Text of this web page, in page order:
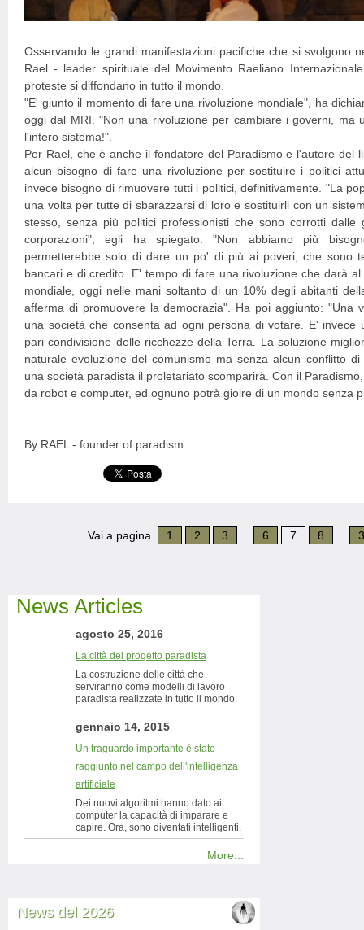
Osservando le grandi manifestazioni pacifiche che si svolgono
Rael - leader spirituale del Movimento Raeliano
proteste si diffondano in tutto il mondo.
"E' giunto il momento di fare una rivoluzione mondiale", ha
oggi dal MRI. "Non una rivoluzione per cambiare i governi, ma
l'intero sistema!".
Per Rael, che è anche il fondatore del Paradismo e l'autore del
alcun bisogno di fare una rivoluzione per sostituire i politici
invece bisogno di rimuovere tutti i politici, definitivamente. "La
una volta per tutte di sbarazzarsi di loro e sostituirli con un
stesso, senza più politici professionisti che sono corrotti dalle
corporazioni", egli ha spiegato. "Non abbiamo più
permetterebbe solo di dare un po' di più ai poveri, che sono
bancari e di credito. E' tempo di fare una rivoluzione che darà al
mondiale, oggi nelle mani soltanto di un 10% degli abitanti
afferma di promuovere la democrazia". Ha poi aggiunto: "Una
una società che consenta ad ogni persona di votare. E' invece
pari condivisione delle ricchezze della Terra. La soluzione
naturale evoluzione del comunismo ma senza alcun conflitto
una società paradista il proletariato scomparirà. Con il
da robot e computer, ed ognuno potrà gioire di un mondo senza
By RAEL - founder of paradism
Vai a pagina 1 2 3 6 7 8
News Articles
agosto 25, 2016
La città del progetto paradista
La costruzione delle città che
serviranno come modelli di lavoro
paradista realizzate in tutto il mondo.
gennaio 14, 2015
Un traguardo importante è stato
raggiunto nel campo dell'intelligenza
artificiale
Dei nuovi algoritmi hanno dato ai
computer la capacità di imparare e
capire. Ora, sono diventati intelligenti.
More...
News del 2026